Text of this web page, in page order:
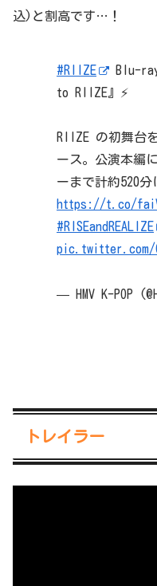
込)と割高です…！
#RIIZE
Blu-
to RIIZE』⚡️
RIIZE の初舞台
ース。公演本編
ーまで計約520
https://t.co/
#RISEandREALIZE
pic.twitter.com/
— HMV K-POP
トレイラー